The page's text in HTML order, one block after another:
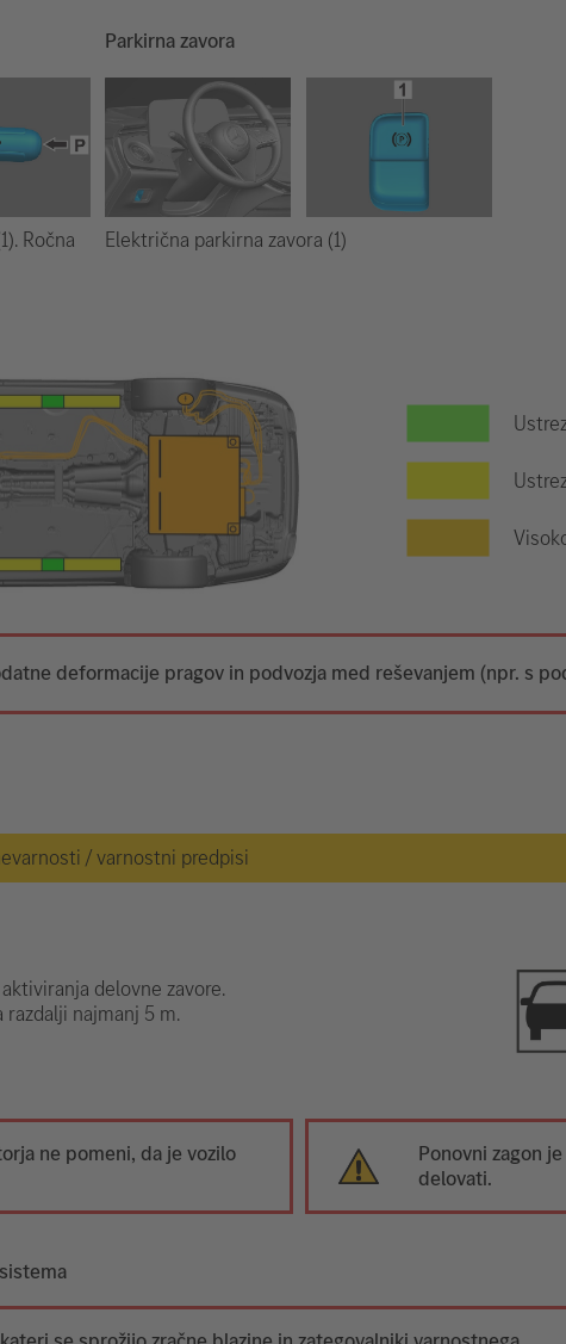
Ročna
Parkirna zavora
Električna parkirna zavora (1)
deformacije pragov in podvozja med reševanjem (npr. s
/ varnostni predpisi
delovne zavore.
najmanj 5 m.
ne pomeni, da je vozilo
Ponovni zagon
delovati.